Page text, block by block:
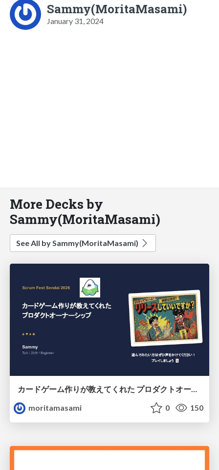
Sammy(MoritaMasami)
January 31, 2024
More Decks by
Sammy(MoritaMasami)
See All by Sammy(MoritaMasami)
カードゲーム作りが教えてくれた プロダクトオーナーシップ
moritamasami
0 150